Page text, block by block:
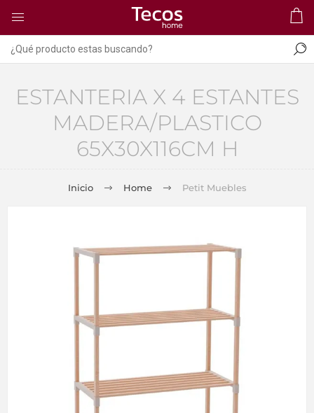
ESTANTERIA X 4 ESTANTES
MADERA/PLASTICO
65X30X116CM H
Inicio Home Petit Muebles